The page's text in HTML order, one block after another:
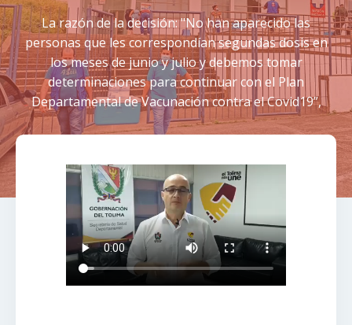
La razón de la decisión: "No han aparecido las
personas que les correspondían segundas dosis en
los meses de junio y julio y debemos tomar
determinaciones para continuar con el Plan
Departamental de Vacunación contra el Covid19”,